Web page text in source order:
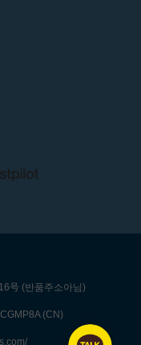
号 (반품주소아님)
(CN)